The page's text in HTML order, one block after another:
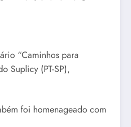
“Caminhos para
Suplicy (PT-SP),
foi homenageado com